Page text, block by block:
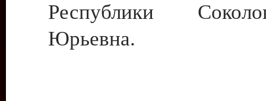
Республики
Юрьевна.